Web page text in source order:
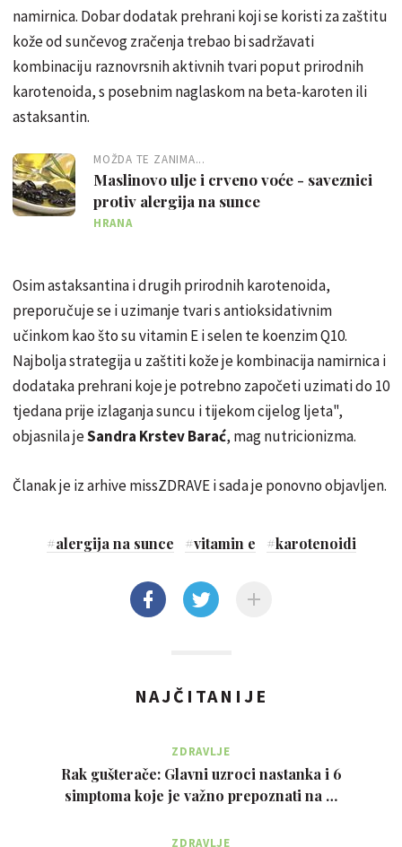
namirnica. Dobar dodatak prehrani koji se koristi za zaštitu
kože od sunčevog zračenja trebao bi sadržavati
kombinaciju raznovrsnih aktivnih tvari poput prirodnih
karotenoida, s posebnim naglaskom na beta-karoten ili
astaksantin.
MOŽDA TE ZANIMA...
Maslinovo ulje i crveno voće - saveznici
protiv alergija na sunce
HRANA
Osim astaksantina i drugih prirodnih karotenoida,
preporučujese i uzimanje tvari s antioksidativnim
učinkom kao što su vitamin E i selen te koenzim Q10.
Najbolja strategija u zaštiti kože je kombinacija namirnica i
dodataka prehrani koje je potrebno započeti uzimati do 10
tjedana prije izlaganja suncu i tijekom cijelog ljeta",
objasnila jeSandra Krstev Barać, mag nutricionizma.
Članak je iz arhive missZDRAVE i sada je ponovno objavljen.
#alergija na sunce #vitamin e #karotenoidi
NAJČITANIJE
ZDRAVLJE
Rak gušterače: Glavni uzroci nastanka i 6
simptoma koje je važno prepoznati na …
ZDRAVLJE